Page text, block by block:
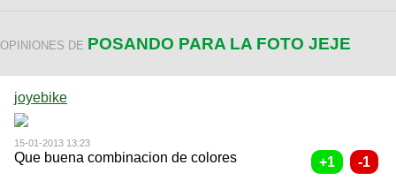
OPINIONES DE POSANDO PARA LA FOTO JEJE
joyebike
15-01-2013 13:23
Que buena combinacion de colores